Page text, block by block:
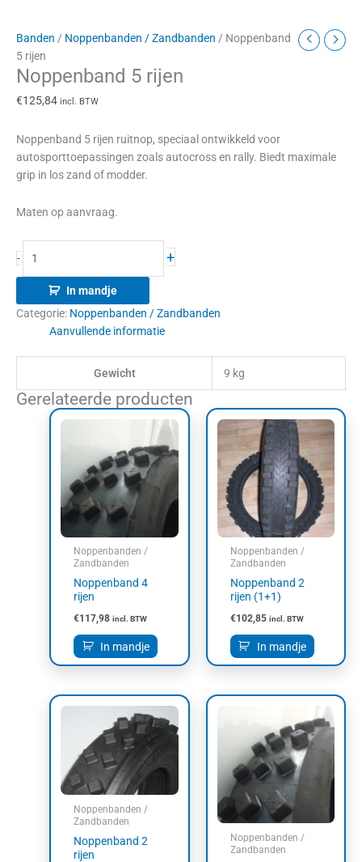
Banden / Noppenbanden / Zandbanden / Noppenband
5 rijen
Noppenband 5 rijen
€125,84 incl. BTW
Noppenband 5 rijen ruitnop, speciaal ontwikkeld voor
autosporttoepassingen zoals autocross en rally. Biedt maximale
grip in los zand of modder.
Maten op aanvraag.
- +
In mandje
Categorie: Noppenbanden / Zandbanden
Aanvullende informatie
Gewicht 9 kg
Gerelateerde producten
Noppenbanden /
Zandbanden
Noppenband 4
rijen
€117,98 incl. BTW
In mandje
Noppenbanden /
Zandbanden
Noppenband 2
rijen (1+1)
€102,85 incl. BTW
In mandje
Noppenbanden /
Zandbanden
Noppenband 2
rijen
Noppenbanden /
Zandbanden